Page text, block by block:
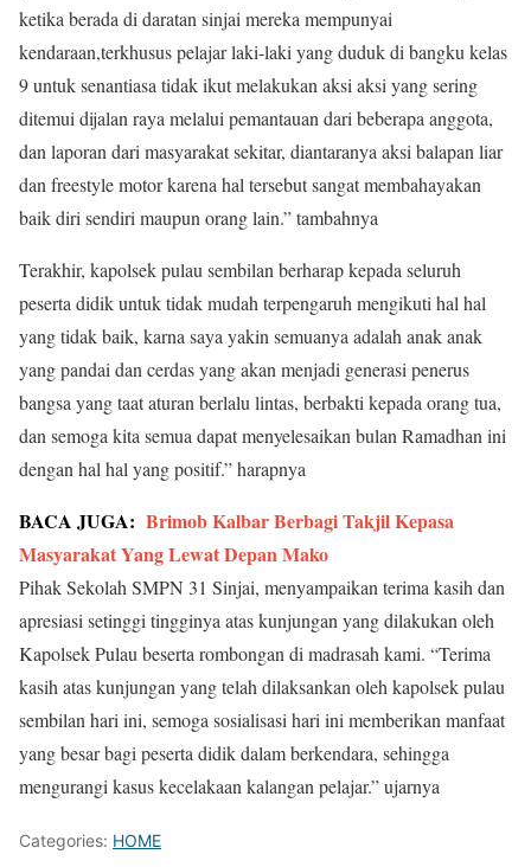
ketika berada di daratan sinjai mereka mempunyai
kendaraan,terkhusus pelajar laki-laki yang duduk di bangku kelas
9 untuk senantiasa tidak ikut melakukan aksi aksi yang sering
ditemui dijalan raya melalui pemantauan dari beberapa anggota,
dan laporan dari masyarakat sekitar, diantaranya aksi balapan liar
dan freestyle motor karena hal tersebut sangat membahayakan
baik diri sendiri maupun orang lain.” tambahnya
Terakhir, kapolsek pulau sembilan berharap kepada seluruh
peserta didik untuk tidak mudah terpengaruh mengikuti hal hal
yang tidak baik, karna saya yakin semuanya adalah anak anak
yang pandai dan cerdas yang akan menjadi generasi penerus
bangsa yang taat aturan berlalu lintas, berbakti kepada orang tua,
dan semoga kita semua dapat menyelesaikan bulan Ramadhan ini
dengan hal hal yang positif.” harapnya
BACA JUGA: Brimob Kalbar Berbagi Takjil Kepasa
Masyarakat Yang Lewat Depan Mako
Pihak Sekolah SMPN 31 Sinjai, menyampaikan terima kasih dan
apresiasi setinggi tingginya atas kunjungan yang dilakukan oleh
Kapolsek Pulau beserta rombongan di madrasah kami. “Terima
kasih atas kunjungan yang telah dilaksankan oleh kapolsek pulau
sembilan hari ini, semoga sosialisasi hari ini memberikan manfaat
yang besar bagi peserta didik dalam berkendara, sehingga
mengurangi kasus kecelakaan kalangan pelajar.” ujarnya
Categories: HOME